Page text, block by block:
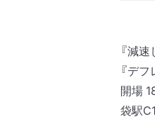
『減
『デ
開場
袋駅